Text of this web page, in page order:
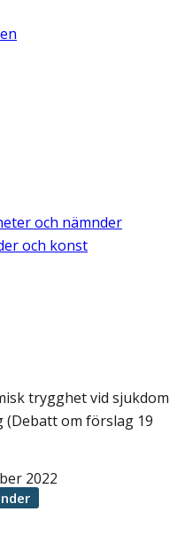
och nämnder
och konst
trygghet vid sjukdom
om förslag 19
2022